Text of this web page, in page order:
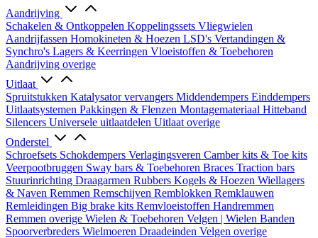
Aandrijving
Schakelen & Ontkoppelen Koppelingssets Vliegwielen
Aandrijfassen Homokineten & Hoezen LSD's Vertandingen &
Synchro's Lagers & Keerringen Vloeistoffen & Toebehoren
Aandrijving overige
Uitlaat
Spruitstukken Katalysator vervangers Middendempers Einddempers
Uitlaatsystemen Pakkingen & Flenzen Montagemateriaal Hitteband
Silencers Universele uitlaatdelen Uitlaat overige
Onderstel
Schroefsets Schokdempers Verlagingsveren Camber kits & Toe kits
Veerpootbruggen Sway bars & Toebehoren Braces Traction bars
Stuurinrichting Draagarmen Rubbers Kogels & Hoezen Wiellagers
& Naven Remmen Remschijven Remblokken Remklauwen
Remleidingen Big brake kits Remvloeistoffen Handremmen
Remmen overige Wielen & Toebehoren Velgen | Wielen Banden
Spoorverbreders Wielmoeren Draadeinden Velgen overige